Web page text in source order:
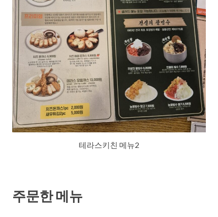
테라스키친 메뉴2
주문한 메뉴